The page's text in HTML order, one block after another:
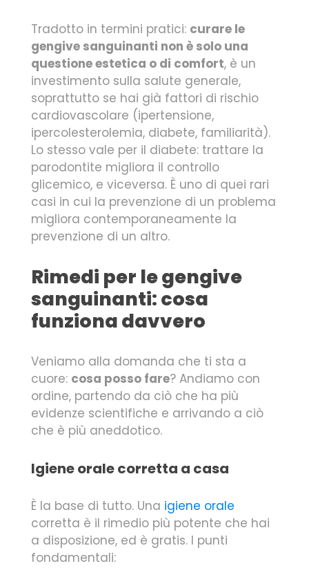
Tradotto in termini pratici: curare le
gengive sanguinanti non è solo una
questione estetica o di comfort, è un
investimento sulla salute generale,
soprattutto se hai già fattori di rischio
cardiovascolare (ipertensione,
ipercolesterolemia, diabete, familiarità).
Lo stesso vale per il diabete: trattare la
parodontite migliora il controllo
glicemico, e viceversa. È uno di quei rari
casi in cui la prevenzione di un problema
migliora contemporaneamente la
prevenzione di un altro.
Rimedi per le gengive
sanguinanti: cosa
funziona davvero
Veniamo alla domanda che ti sta a
cuore: cosa posso fare? Andiamo con
ordine, partendo da ciò che ha più
evidenze scientifiche e arrivando a ciò
che è più aneddotico.
Igiene orale corretta a casa
È la base di tutto. Una igiene orale
corretta è il rimedio più potente che hai
a disposizione, ed è gratis. I punti
fondamentali: